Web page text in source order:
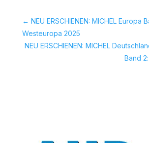
← NEU ERSCHIENEN: MICHEL Europa
Westeuropa 2025
NEU ERSCHIENEN: MICHEL
Band